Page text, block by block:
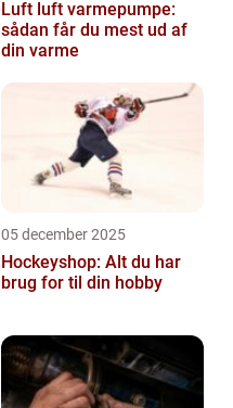
Luft luft varmepumpe:
sådan får du mest ud af
din varme
05 december 2025
Hockeyshop: Alt du har
brug for til din hobby